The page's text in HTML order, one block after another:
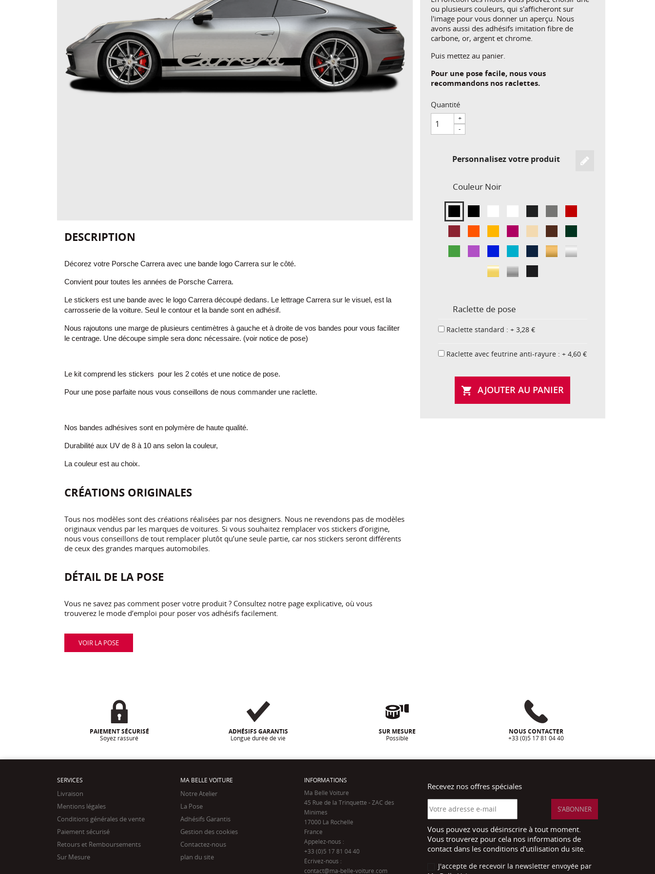
DESCRIPTION
Décorez votre Porsche Carrera avec une bande logo Carrera sur le côté.
Convient pour toutes les années de Porsche Carrera.
Le stickers est une bande avec le logo Carrera découpé dedans. Le lettrage Carrera sur le visuel, est la
carrosserie de la voiture. Seul le contour et la bande sont en adhésif.
Nous rajoutons une marge de plusieurs centimètres à gauche et à droite de vos bandes pour vous faciliter
le centrage. Une découpe simple sera donc nécessaire. (voir notice de pose)
Le kit comprend les stickers pour les 2 cotés et une notice de pose.
Pour une pose parfaite nous vous conseillons de nous commander une raclette.
Nos bandes adhésives sont en polymère de haute qualité.
Durabilité aux UV de 8 à 10 ans selon la couleur,
La couleur est au choix.
CRÉATIONS ORIGINALES
Tous nos modèles sont des créations réalisées par nos designers. Nous ne revendons pas de modèles
originaux vendus par les marques de voitures. Si vous souhaitez remplacer vos stickers d’origine,
nous vous conseillons de tout remplacer plutôt qu’une seule partie, car nos stickers seront différents
de ceux des grandes marques automobiles.
DÉTAIL DE LA POSE
Vous ne savez pas comment poser votre produit ? Consultez notre page explicative, où vous
trouverez le mode d’emploi pour poser vos adhésifs facilement.
VOIR LA POSE
ou plusieurs couleurs, qui s'afficheront sur
l'image pour vous donner un aperçu. Nous
avons aussi des adhésifs imitation fibre de
carbone, or, argent et chrome.
Puis mettez au panier.
Pour une pose facile, nous vous
recommandons nos raclettes.
Quantité
+
-
Personnalisez votre produit
Couleur Noir
Raclette de pose
Raclette standard : + 3,28 €
Raclette avec feutrine anti-rayure : + 4,60 €
 AJOUTER AU PANIER
PAIEMENT SÉCURISÉ
Soyez rassuré
ADHÉSIFS GARANTIS
Longue durée de vie
SUR MESURE
Possible
NOUS CONTACTER
+33 (0)5 17 81 04 40
SERVICES
Livraison
Mentions légales
Conditions générales de vente
Paiement sécurisé
Retours et Remboursements
Sur Mesure
MA BELLE VOITURE
Notre Atelier
La Pose
Adhésifs Garantis
Gestion des cookies
Contactez-nous
plan du site
INFORMATIONS
Ma Belle Voiture
45 Rue de la Trinquette - ZAC des
Minimes
17000 La Rochelle
France
Appelez-nous :
+33 (0)5 17 81 04 40
Écrivez-nous :
contact@ma-belle-voiture.com
Recevez nos offres spéciales
Vous pouvez vous désinscrire à tout moment.
Vous trouverez pour cela nos informations de
contact dans les conditions d'utilisation du site.
J'accepte de recevoir la newsletter envoyée par